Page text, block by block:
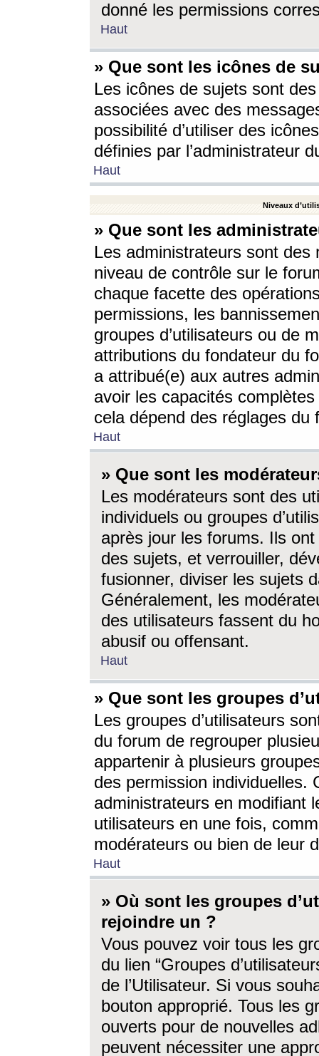
donné les permissions
Haut
» Que sont les icônes de
Les icônes de sujets sont
associées avec des
possibilité d’utiliser des
définies par l’administrateur
Haut
Niveaux
» Que sont les
Les administrateurs sont
niveau de contrôle sur le
chaque facette des
permissions, les
groupes d’utilisateurs ou de
attributions du fondateur du
a attribué(e) aux autres
avoir les capacités
cela dépend des réglages du
Haut
» Que sont les
Les modérateurs sont des
individuels ou groupes
après jour les forums. Ils ont
des sujets, et verrouiller,
fusionner, diviser les sujets
Généralement, les
des utilisateurs fassent du
abusif ou offensant.
Haut
» Que sont les groupes
Les groupes d’utilisateurs
du forum de regrouper
appartenir à plusieurs
des permission individuelles.
administrateurs en modifiant
utilisateurs en une fois,
modérateurs ou bien de leur
Haut
» Où sont les groupes
rejoindre un ?
Vous pouvez voir tous les
du lien “Groupes
de l’Utilisateur. Si vous
bouton approprié. Tous les
ouverts pour de nouvelles
peuvent nécessiter une